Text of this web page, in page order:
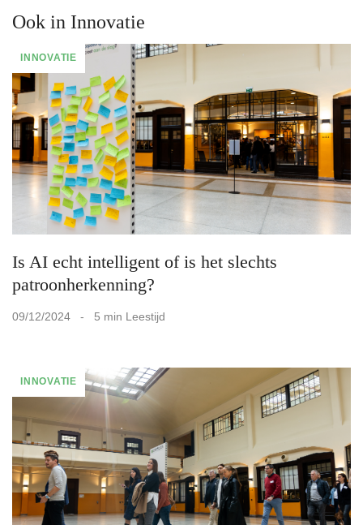
Ook in Innovatie
INNOVATIE
Is AI echt intelligent of is het slechts
patroonherkenning?
09/12/2024 - 5 min Leestijd
INNOVATIE